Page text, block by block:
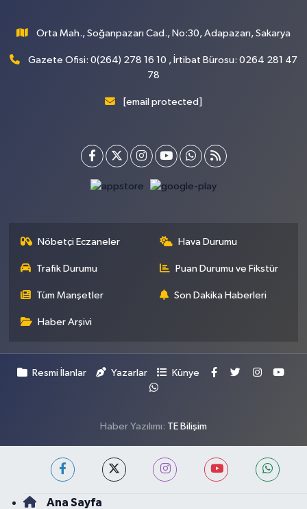
Orta Mah., Soğanpazarı Cad., No:30, Adapazarı, Sakarya
Gazete Ofisi: 0(264) 278 16 10 , İrtibat Bürosu: 0264 281 47
78
[email protected]
Nöbetçi Eczaneler Hava Durumu
Trafik Durumu Puan Durumu ve Fikstür
Tüm Manşetler Son Dakika Haberleri
Haber Arşivi
Resmi İlanlar Yazarlar Künye
Haber Yazılımı: TE Bilişim
Ana Sayfa